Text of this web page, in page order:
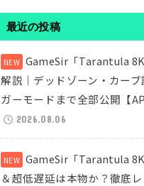
最近の投稿
GameSir「Tarantula
解説｜デッドゾーン・カーブ
ガーモードまで全部公開【
2026.08.06
GameSir「Tarantula
＆超低遅延は本物か？徹底